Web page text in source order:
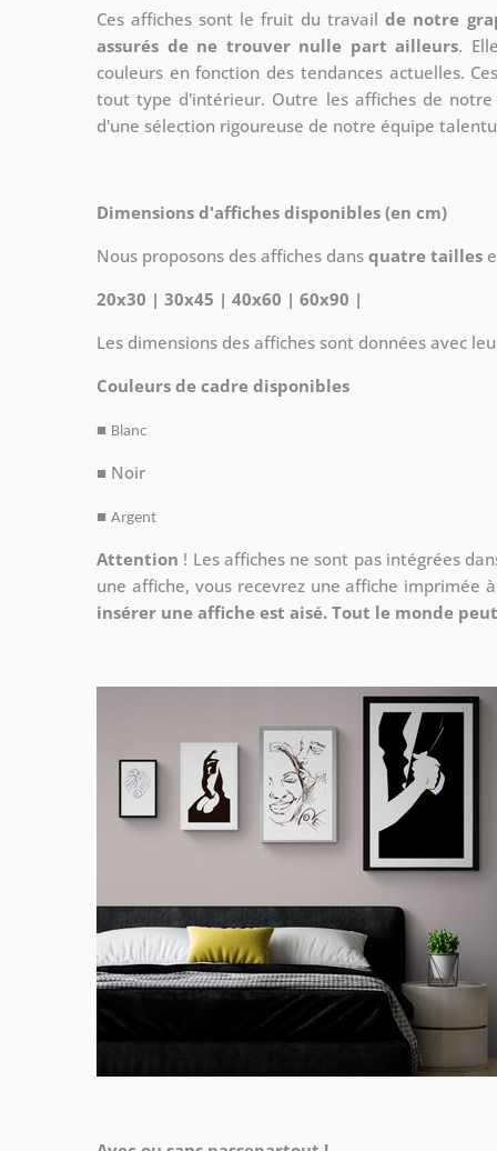
Ces affiches sont le fruit du travail de notre
assurés de ne trouver nulle part ailleurs.
couleurs en fonction des tendances actuelles.
tout type d'intérieur. Outre les affiches de
d'une sélection rigoureuse de notre équipe
Dimensions d'affiches disponibles (en cm)
Nous proposons des affiches dans quatre tailles
20x30 | 30x45 | 40x60 | 60x90 |
Les dimensions des affiches sont données avec
Couleurs de cadre disponibles
■ Blanc
■ Noir
■ Argent
Attention ! Les affiches ne sont pas intégrées
une affiche, vous recevrez une affiche imprimée
insérer une affiche est aisé. Tout le monde